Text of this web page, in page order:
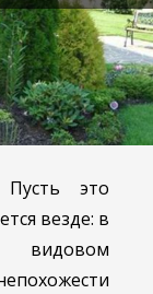
Пусть это
везде: в